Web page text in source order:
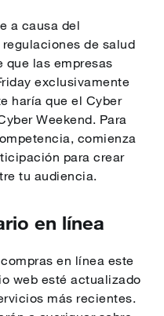
a causa del
de salud
que las empresas
exclusivamente
haría que el Cyber
Weekend. Para
comienza
para crear
tu audiencia.
en línea
en línea este
web esté actualizado
más recientes.